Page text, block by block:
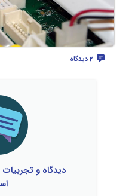
دیدگاه و تجربیات